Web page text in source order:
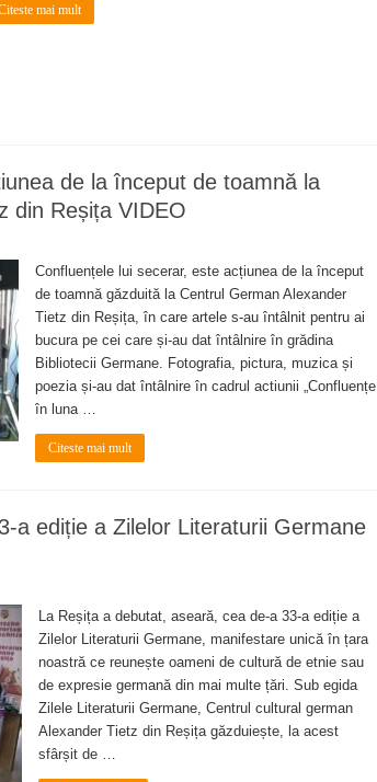
mai mult
de la început de toamnă la
din Reșița VIDEO
Confluențele lui secerar, este acțiunea de la început
de toamnă găzduită la Centrul German Alexander
Tietz din Reșița, în care artele s-au întâlnit pentru ai
bucura pe cei care și-au dat întâlnire în grădina
Bibliotecii Germane. Fotografia, pictura, muzica și
poezia și-au dat întâlnire în cadrul actiunii „Confluențe
în luna …
Citeste mai mult
a ediție a Zilelor Literaturii Germane
La Reșița a debutat, aseară, cea de-a 33-a ediție a
Zilelor Literaturii Germane, manifestare unică în țara
noastră ce reunește oameni de cultură de etnie sau
de expresie germană din mai multe țări. Sub egida
Zilele Literaturii Germane, Centrul cultural german
Alexander Tietz din Reșița găzduiește, la acest
sfârșit de …